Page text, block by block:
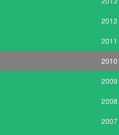
2012
2011
2010
2009
2008
2007